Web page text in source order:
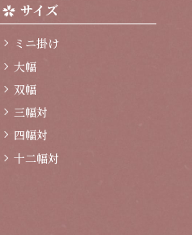
サイズ
ミニ掛け
大幅
双幅
三幅対
四幅対
十二幅対